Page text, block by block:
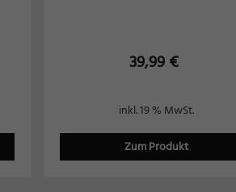
39,99 €
Zum Produkt
inkl. 19 % MwSt.